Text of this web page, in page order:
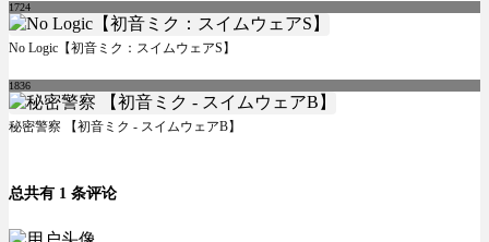
1724
No Logic【初音ミク：スイムウェアS】
1836
秘密警察 【初音ミク - スイムウェアB】
总共有 1 条评论